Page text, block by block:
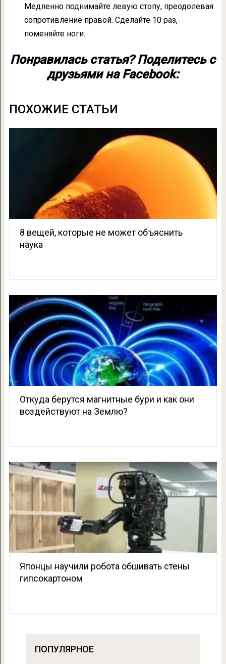
Медленно поднимайте левую стопу, преодолевая
сопротивление правой. Сделайте 10 раз,
поменяйте ноги.
Понравилась статья? Поделитесь с
друзьями на Facebook:
ПОХОЖИЕ СТАТЬИ
8 вещей, которые не может объяснить
наука
Откуда берутся магнитные бури и как они
воздействуют на Землю?
Японцы научили робота обшивать стены
гипсокартоном
ПОПУЛЯРНОЕ